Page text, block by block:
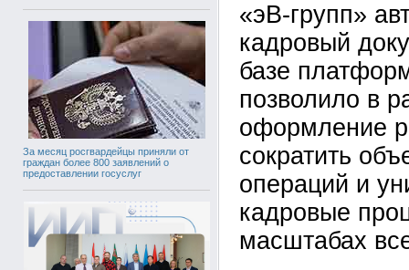
За месяц росгвардейцы приняли от
граждан более 800 заявлений о
предоставлении госуслуг
«эВ-групп»
кадровый
базе
позволило в
оформление
сократить
операций и
кадровые
масштабах